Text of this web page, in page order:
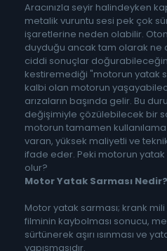
Aracınızla seyir halindeyken
metalik vuruntu sesi pek çok
işaretlerine neden olabilir.
duyduğu ancak tam olarak
ciddi sonuçlar
kestiremediği "motorun yatak
kalbi olan motorun
arızaların başında gelir. Bu
değişimiyle çözülebilecek bir
motorun tamamen
varan, yüksek maliyetli ve
ifade eder. Peki motorun
olur?
Motor Yatak Sarması Nedir?
Motor yatak sarması; krank
filminin kaybolması sonucu,
sürtünerek aşırı ısınması ve
yapışmasıdır.